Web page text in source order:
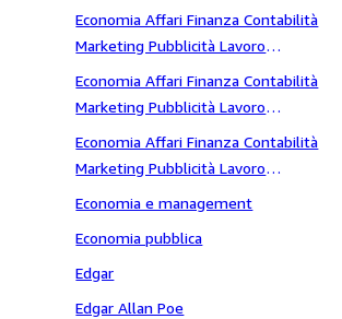
Giornalismo Aziende Successione
Economia Affari Finanza Contabilità
Marketing Pubblicità Lavoro
Giornalismo Aziende Tecnologia
Economia Affari Finanza Contabilità
Marketing Pubblicità Lavoro
Giornalismo Aziende Valutazione
Economia Affari Finanza Contabilità
Marketing Pubblicità Lavoro
Economia e management
Economia pubblica
Edgar
Edgar Allan Poe